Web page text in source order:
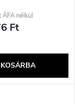
Cam720p
+ Lenovo
nélkül
Ft
KOSÁRBA